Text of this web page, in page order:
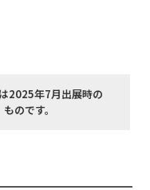
2025年7月出展時の
ものです。